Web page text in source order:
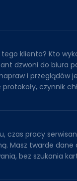
klienta? Kto
dzwoni do biura
i przeglądów
czynnik
czas pracy
Masz twarde
bez szukania